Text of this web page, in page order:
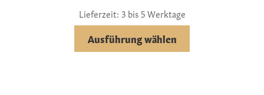
Lieferzeit: 3 bis 5 Werktage
Ausführung wählen